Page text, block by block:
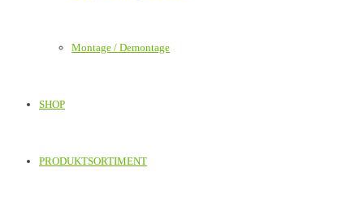
Montage / Demontage
SHOP
PRODUKTSORTIMENT